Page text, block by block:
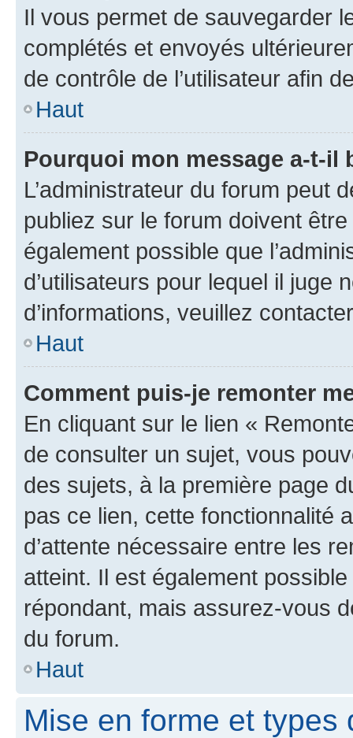
Il vous permet de sauvegarder
complétés et envoyés
de contrôle de l’utilisateur afin
Haut
Pourquoi mon message a-t-il
L’administrateur du forum peut
publiez sur le forum doivent
également possible que
d’utilisateurs pour lequel il juge
d’informations, veuillez
Haut
Comment puis-je remonter
En cliquant sur le lien «
de consulter un sujet, vous
des sujets, à la première page
pas ce lien, cette fonctionnalité
d’attente nécessaire entre les
atteint. Il est également
répondant, mais assurez-vous
du forum.
Haut
Mise en forme et types